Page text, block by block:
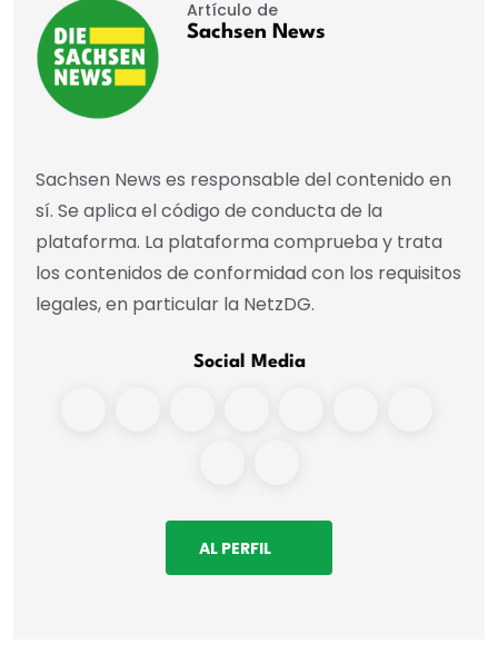
Artículo de
Sachsen News
Sachsen News es responsable del contenido en
sí. Se aplica el código de conducta de la
plataforma. La plataforma comprueba y trata
los contenidos de conformidad con los requisitos
legales, en particular la NetzDG.
Social Media
AL PERFIL